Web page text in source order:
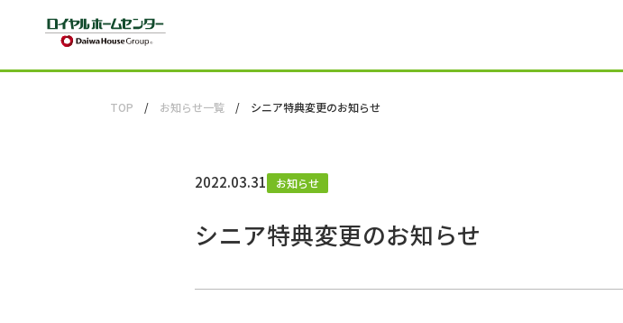
TOP お知らせ一覧 シニア特典変更のお知らせ
2022.03.31 お知らせ
シニア特典変更のお知らせ